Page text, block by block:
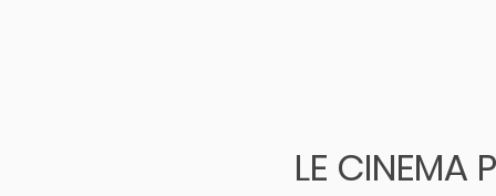
LE CINEMA